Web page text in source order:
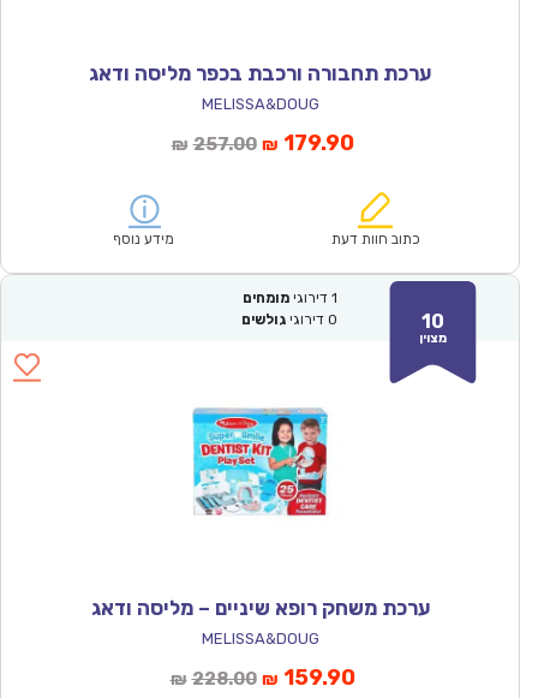
ערכת תחבורה ורכבת בכפר מליסה ודאג
MELISSA&DOUG
₪ 257.00המחיר
₪257.00.
₪ 179.90המחיר
הוא:
כתוב חוות דעת מידע נוסף
10
מצוין
1 דירוגי מומחים
0 דירוגי גולשים
ערכת משחק רופא שיניים – מליסה ודאג
MELISSA&DOUG
₪ 228.00המחיר
₪ 159.90המחיר